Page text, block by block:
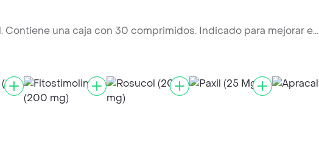
una caja con 30 comprimidos. Indicado para mejorar e...